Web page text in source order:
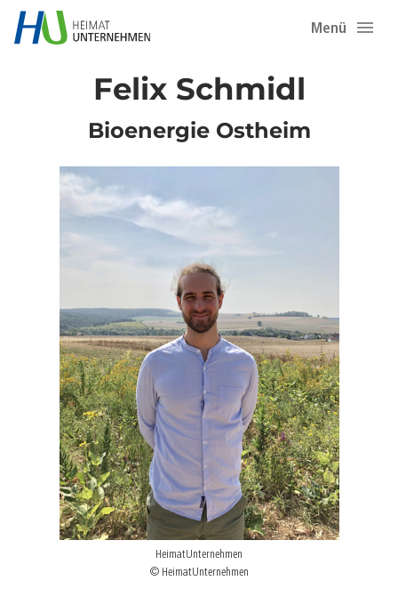
Menü
Felix Schmidl
Bioenergie Ostheim
HeimatUnternehmen
© HeimatUnternehmen